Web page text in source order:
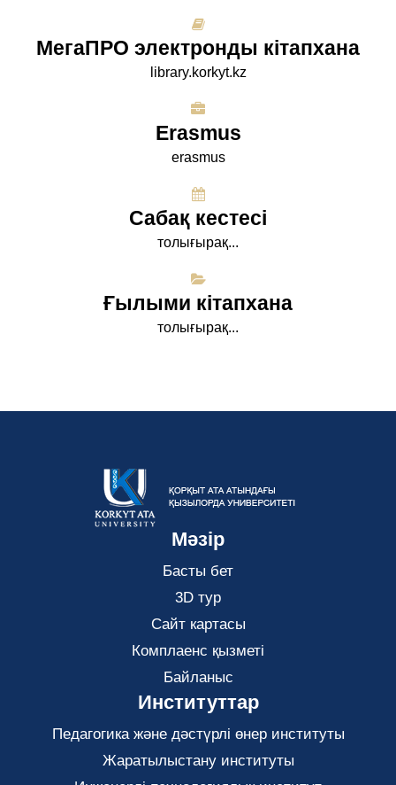
МегаПРО электронды кітапхана
library.korkyt.kz
Erasmus
erasmus
Сабақ кестесі
толығырақ...
Ғылыми кітапхана
толығырақ...
Мәзір
Басты бет
3D тур
Сайт картасы
Комплаенс қызметі
Байланыс
Институттар
Педагогика және дәстүрлі өнер институты
Жаратылыстану институты